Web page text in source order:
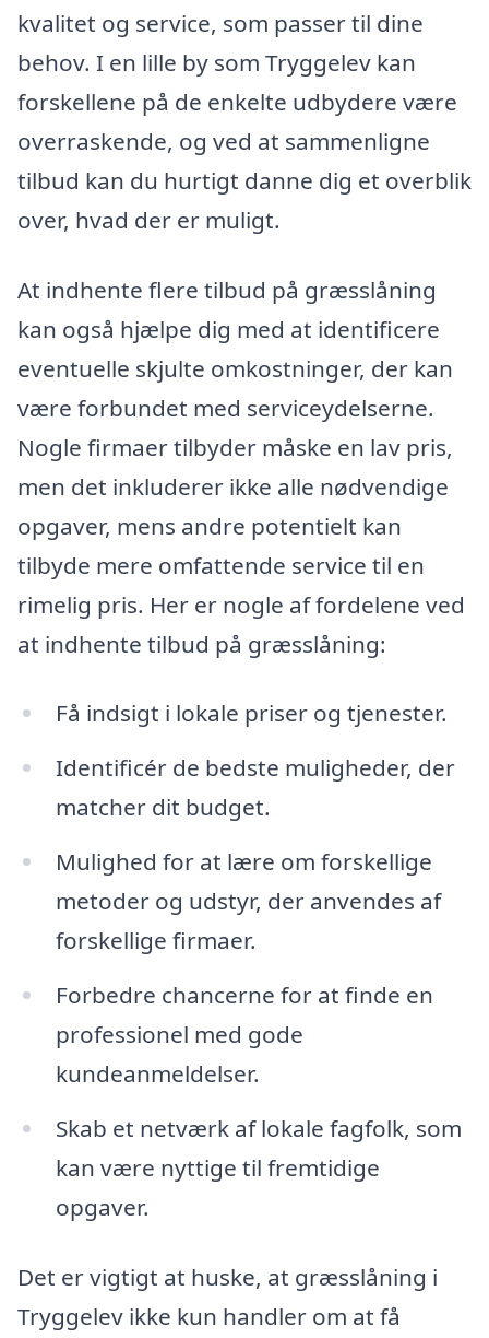
kvalitet og service, som passer til dine
behov. I en lille by som Tryggelev kan
forskellene på de enkelte udbydere være
overraskende, og ved at sammenligne
tilbud kan du hurtigt danne dig et overblik
over, hvad der er muligt.
At indhente flere tilbud på græsslåning
kan også hjælpe dig med at identificere
eventuelle skjulte omkostninger, der kan
være forbundet med serviceydelserne.
Nogle firmaer tilbyder måske en lav pris,
men det inkluderer ikke alle nødvendige
opgaver, mens andre potentielt kan
tilbyde mere omfattende service til en
rimelig pris. Her er nogle af fordelene ved
at indhente tilbud på græsslåning:
Få indsigt i lokale priser og tjenester.
Identificér de bedste muligheder, der
matcher dit budget.
Mulighed for at lære om forskellige
metoder og udstyr, der anvendes af
forskellige firmaer.
Forbedre chancerne for at finde en
professionel med gode
kundeanmeldelser.
Skab et netværk af lokale fagfolk, som
kan være nyttige til fremtidige
opgaver.
Det er vigtigt at huske, at græsslåning i
Tryggelev ikke kun handler om at få